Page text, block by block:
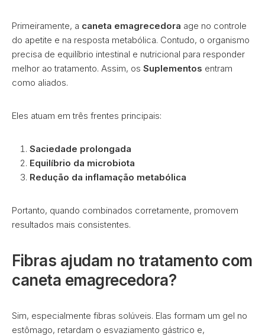
Primeiramente, a caneta emagrecedora age no controle
do apetite e na resposta metabólica. Contudo, o organismo
precisa de equilíbrio intestinal e nutricional para responder
melhor ao tratamento. Assim, os Suplementos entram
como aliados.
Eles atuam em três frentes principais:
Saciedade prolongada
Equilíbrio da microbiota
Redução da inflamação metabólica
Portanto, quando combinados corretamente, promovem
resultados mais consistentes.
Fibras ajudam no tratamento com
caneta emagrecedora?
Sim, especialmente fibras solúveis. Elas formam um gel no
estômago, retardam o esvaziamento gástrico e,